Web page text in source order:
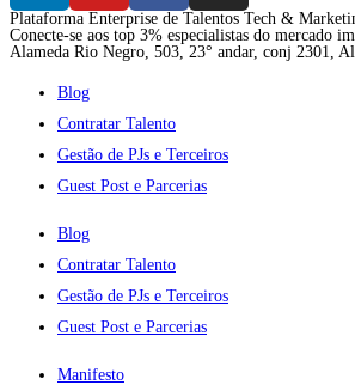
Plataforma Enterprise de Talentos Tech &
Conecte-se aos top 3% especialistas do mercado
Alameda Rio Negro, 503, 23° andar, conj 2301,
Blog
Contratar Talento
Gestão de PJs e Terceiros
Guest Post e Parcerias
Blog
Contratar Talento
Gestão de PJs e Terceiros
Guest Post e Parcerias
Manifesto